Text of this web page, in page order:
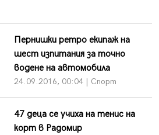
Пернишки ретро екипаж на
шест изпитания за точно
водене на автомобила
24.09.2016, 00:04 | Спорт
47 деца се учиха на тенис на
корт в Радомир